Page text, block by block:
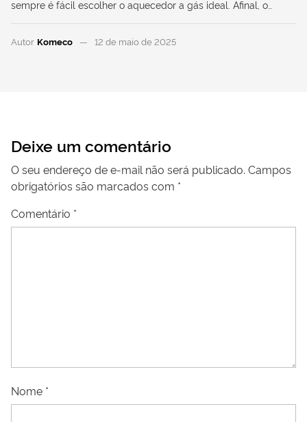
sempre é fácil escolher o aquecedor a gás ideal. Afinal, o…
Autor Komeco 12 de maio de 2025
Deixe um comentário
O seu endereço de e-mail não será publicado. Campos
obrigatórios são marcados com *
Comentário *
Nome *